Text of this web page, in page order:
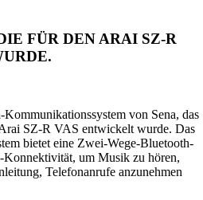
FÜR DEN ARAI SZ-R
von Sena, das
SZ-R VAS entwickelt wurde. Das
bietet eine Zwei-Wege-Bluetooth-
Konnektivität, um Musik zu hören,
Telefonanrufe anzunehmen